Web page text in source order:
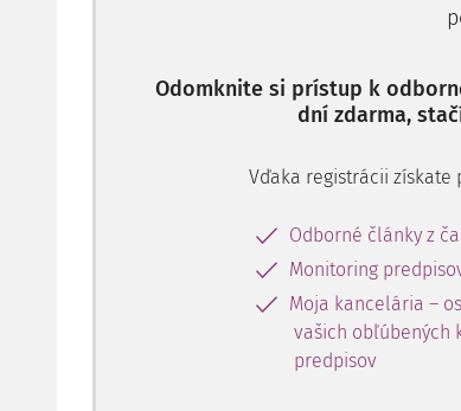
Odomknite si prístup k
dní zdarma,
Vďaka registrácii získate
Odborné články z
Monitoring
Moja kancelária –
vašich obľúbených
predpisov